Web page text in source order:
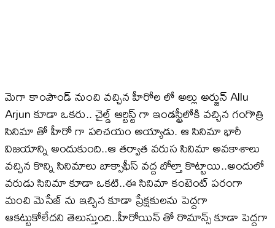
మెగా కాంపౌండ్ నుంచి వచ్చిన హీరోల లో అల్లు అర్జున్ Allu
Arjun కూడా ఒకరు.. చైల్డ్ ఆర్టిస్ట్ గా ఇండస్ట్రీలోకి వచ్చిన గంగొత్రి
సినిమా తో హీరో గా పరిచయం అయ్యాడు. ఆ సినిమా భారీ
విజయాన్ని అందుకుంది..ఆ తర్వాత వరుస సినిమా అవకాశాలు
వచ్చిన కొన్ని సినిమాలు బాక్సాఫీస్ వద్ద బోల్తా కొట్టాయి..అందులో
వరుడు సినిమా కూడా ఒకటి..ఈ సినిమా కంటెంట్ పరంగా
మంచి మెసేజ్ ను ఇచ్చిన కూడా ప్రేక్షకులను పెద్దగా
ఆకట్టుకోలేదని తెలుస్తుంది..హీరోయిన్ తో రొమాన్స్ కూడా పెద్దగా